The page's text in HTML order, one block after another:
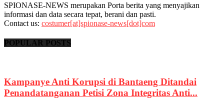
SPIONASE-NEWS merupakan Porta berita yang menyajikan
informasi dan data secara tepat, berani dan pasti.
Contact us: costumer[at]spionase-news[dot]com
POPULAR POSTS
Kampanye Anti Korupsi di Bantaeng Ditandai
Penandatanganan Petisi Zona Integritas Anti...